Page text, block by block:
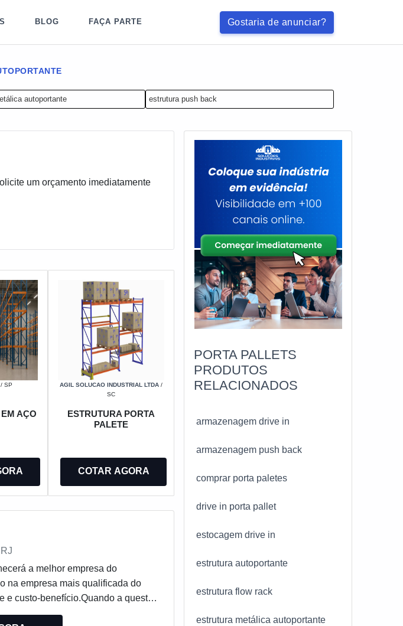
Gostaria de anunciar?
BLOG FAÇA PARTE
autoportante estrutura push back
um orçamento imediatamente
/ SP
AÇO
AGIL SOLUCAO INDUSTRIAL LTDA /
SC
ESTRUTURA PORTA
PALETE
COTAR AGORA
a melhor empresa do
na empresa mais qualificada do
e custo-benefício.Quando a questão
Engesystems Sistemas de
PORTA PALLETS
PRODUTOS
RELACIONADOS
armazenagem drive in
armazenagem push back
comprar porta paletes
drive in porta pallet
estocagem drive in
estrutura autoportante
estrutura flow rack
estrutura metálica autoportante